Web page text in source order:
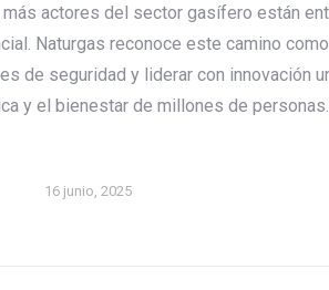
actores del sector gasífero están
Naturgas reconoce este camino
de seguridad y liderar con innovación
y el bienestar de millones de personas.
16 junio, 2025